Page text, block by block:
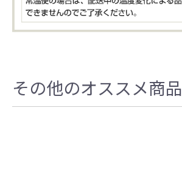
その他のオススメ商品